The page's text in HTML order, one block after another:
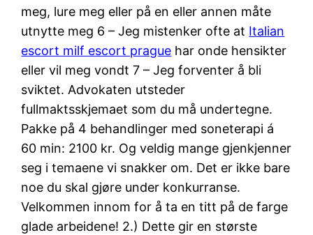
meg, lure meg eller på en eller annen måte
utnytte meg 6 – Jeg mistenker ofte at Italian
escort milf escort prague har onde hensikter
eller vil meg vondt 7 – Jeg forventer å bli
sviktet. Advokaten utsteder
fullmaktsskjemaet som du må undertegne.
Pakke på 4 behandlinger med soneterapi á
60 min: 2100 kr. Og veldig mange gjenkjenner
seg i temaene vi snakker om. Det er ikke bare
noe du skal gjøre under konkurranse.
Velkommen innom for å ta en titt på de farge
glade arbeidene! 2.) Dette gir en største